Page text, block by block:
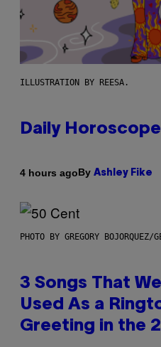
ILLUSTRATION BY REESA.
Daily
4 hours agoBy Ashley Fike
PHOTO BY GREGORY BOJORQUEZ/
3 Songs That
Used As a
Greeting in the